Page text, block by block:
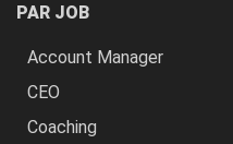
PAR JOB
Account Manager
CEO
Coaching